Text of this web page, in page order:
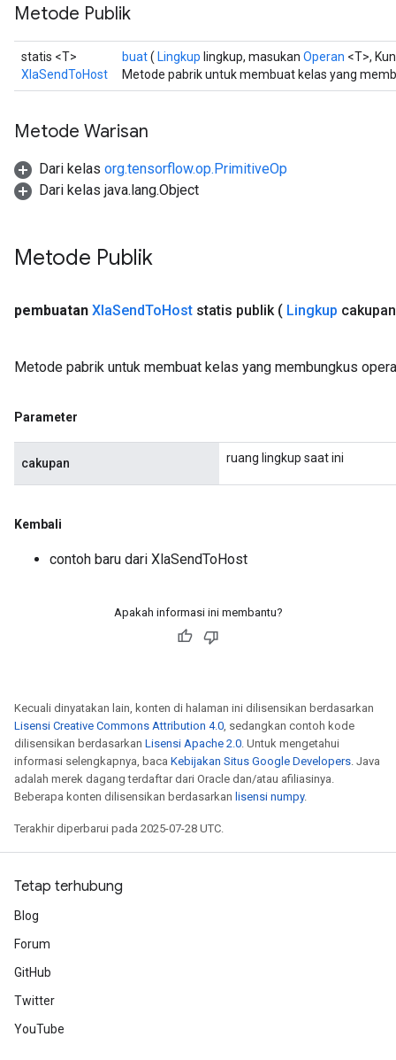
Metode Publik
statis <T>
XlaSendToHost
buat( Lingkup lingkup, masukan Operan <T>,
Metode pabrik untuk membuat kelas yang
Metode Warisan
Dari kelas org.tensorflow.op.PrimitiveOp
Dari kelas java.lang.Object
Metode Publik
pembuatan XlaSendToHost statis publik ( Lingkup cakupan
Metode pabrik untuk membuat kelas yang membungkus
Parameter
cakupan ruang lingkup saat ini
Kembali
contoh baru dari XlaSendToHost
Apakah informasi ini membantu?
Kecuali dinyatakan lain, konten di halaman ini dilisensikan berdasarkan
Lisensi Creative Commons Attribution 4.0, sedangkan contoh kode
dilisensikan berdasarkan Lisensi Apache 2.0. Untuk mengetahui
informasi selengkapnya, baca Kebijakan Situs Google Developers. Java
adalah merek dagang terdaftar dari Oracle dan/atau afiliasinya.
Beberapa konten dilisensikan berdasarkan lisensi numpy.
Terakhir diperbarui pada 2025-07-28 UTC.
Tetap terhubung
Blog
Forum
GitHub
Twitter
YouTube